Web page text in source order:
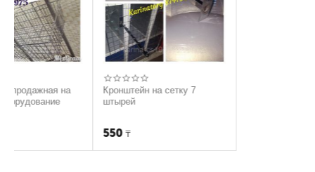
на
Кронштейн на сетку 7
штырей